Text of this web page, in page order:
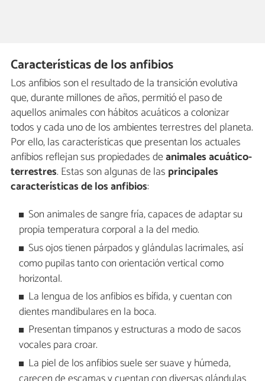
Características de los anfibios
Los anfibios son el resultado de la transición evolutiva
que, durante millones de años, permitió el paso de
aquellos animales con hábitos acuáticos a colonizar
todos y cada uno de los ambientes terrestres del planeta.
Por ello, las características que presentan los actuales
anfibios reflejan sus propiedades deanimales acuático-
terrestres. Estas son algunas de las principales
características de los anfibios:
Son animales de sangre fría, capaces de adaptar su
propia temperatura corporal a la del medio.
Sus ojos tienen párpados y glándulas lacrimales, así
como pupilas tanto con orientación vertical como
horizontal.
La lengua de los anfibios es bífida, y cuentan con
dientes mandibulares en la boca.
Presentan tímpanos y estructuras a modo de sacos
vocales para croar.
La piel de los anfibios suele ser suave y húmeda,